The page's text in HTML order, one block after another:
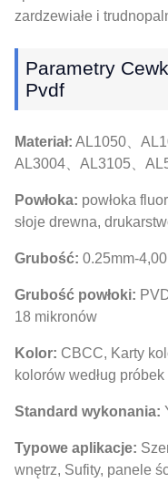
zardzewiałe i
Parametry
Pvdf
Materiał: AL1050、
AL3004、AL3105、
Powłoka: powłoka
słoje drewna,
Grubość: 0.25mm-
Grubość powłoki:
18 mikronów
Kolor: CBCC, Karty
kolorów według
Standard wykonania:
Typowe aplikacje:
wnętrz, Sufity, panele